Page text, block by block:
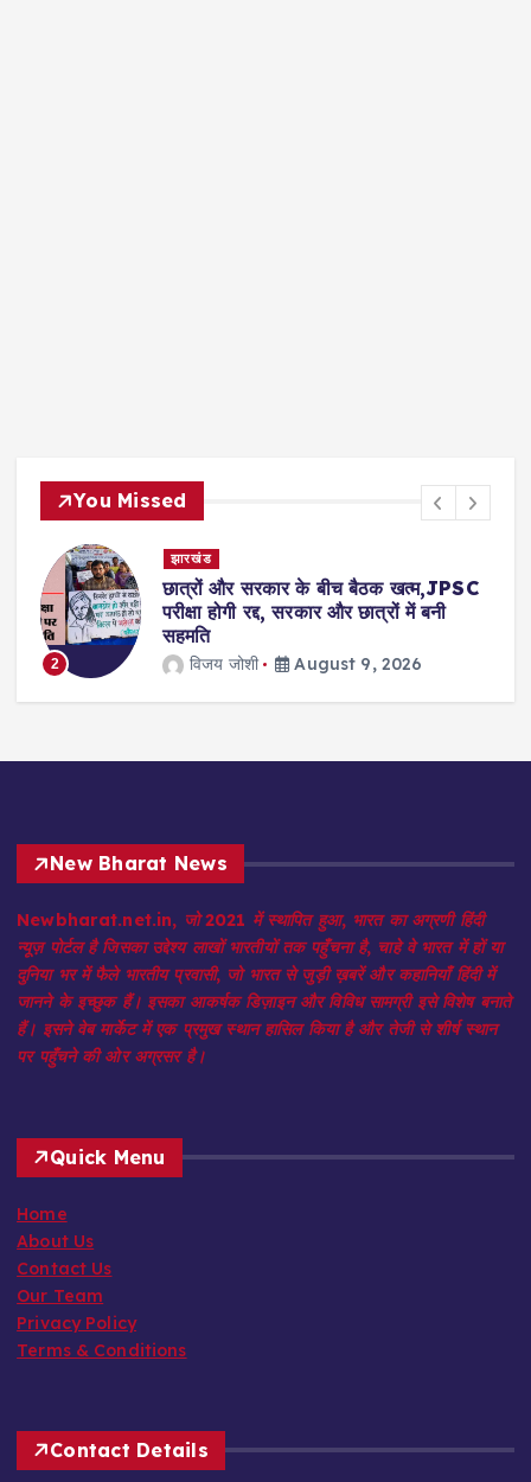
You Missed
और सरकार के बीच बैठक खत्म,JPSC
होगी रद्द, सरकार और छात्रों में बनी
जोशी August 9, 2026 3
पूर्व मुख्यमंत्री
New Bharat News
Newbharat.net.in, जो 2021 में स्थापित हुआ, भारत का अग्रणी हिंदी
न्यूज़ पोर्टल है जिसका उद्देश्य लाखों भारतीयों तक पहुँचना है, चाहे वे भारत में हों या
दुनिया भर में फैले भारतीय प्रवासी, जो भारत से जुड़ी ख़बरें और कहानियाँ हिंदी में
जानने के इच्छुक हैं। इसका आकर्षक डिज़ाइन और विविध सामग्री इसे विशेष बनाते
हैं। इसने वेब मार्केट में एक प्रमुख स्थान हासिल किया है और तेजी से शीर्ष स्थान
पर पहुँचने की ओर अग्रसर है।
Quick Menu
Home
About Us
Contact Us
Our Team
Privacy Policy
Terms & Conditions
Contact Details